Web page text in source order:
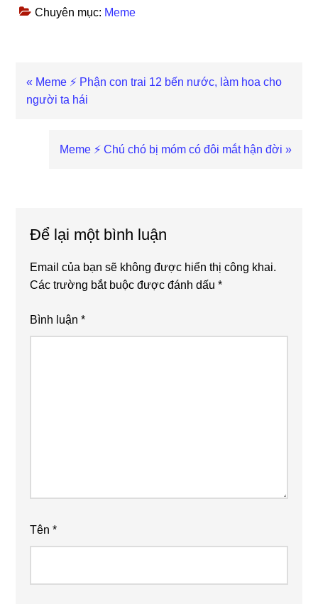
Chuyên mục: Meme
Previous
Post:
« Meme ⚡ Phận con trai 12 bến nước, làm hoa cho
người ta hái
Next
Meme ⚡ Chú chó bị móm có đôi mắt hận đời »
Để lại một bình luận
Email của bạn sẽ không được hiển thị công khai.
Các trường bắt buộc được đánh dấu*
Bình luận*
Tên*